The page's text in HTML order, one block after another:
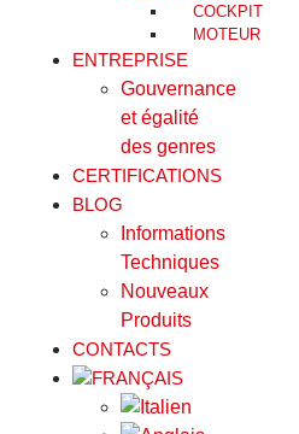
COCKPIT
MOTEUR
ENTREPRISE
Gouvernance
et égalité
des genres
CERTIFICATIONS
BLOG
Informations
Techniques
Nouveaux
Produits
CONTACTS